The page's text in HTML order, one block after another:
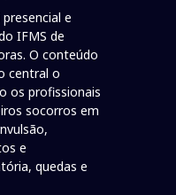
e
IFMS de
O conteúdo
central o
os profissionais
socorros em
e
quedas e